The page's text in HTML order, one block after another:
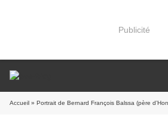
Publicité
Accueil » Portrait de Bernard François Balssa (père